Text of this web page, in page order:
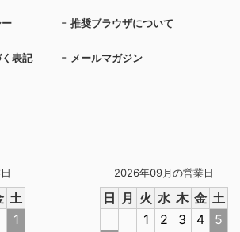
土
1
2026年09月の営業日
日 月 火 水 木 金 土
1
2 3 4
5
推奨ブラウザについて
表記 メールマガジン